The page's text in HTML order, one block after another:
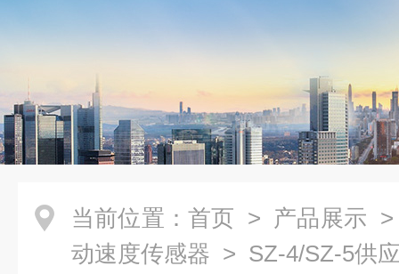
当前位置： 首页 > 产品展示
动速度传感器 > SZ-4/SZ-5供